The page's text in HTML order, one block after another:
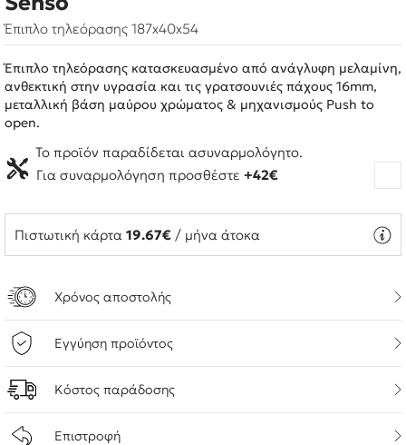
Έπιπλο τηλεόρασης 187x40x54
Έπιπλο τηλεόρασης κατασκευασμένο από ανάγλυφη μελαμίνη,
ανθεκτική στην υγρασία και τις γρατσουνιές πάχους 16mm,
μεταλλική βάση μαύρου χρώματος & μηχανισμούς Push to
open.
Το προϊόν παραδίδεται ασυναρμολόγητο.
Για συναρμολόγηση προσθέστε +42€
Πιστωτική κάρτα 19.67€ / μήνα άτοκα
Χρόνος αποστολής
Εγγύηση προϊόντος
Κόστος παράδοσης
Επιστροφή